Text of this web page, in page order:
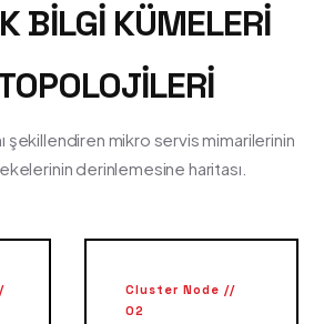
BILGI KÜMELERI
şekillendiren mikro servis mimarilerinin
derinlemesine haritası.
Cluster Node //
02